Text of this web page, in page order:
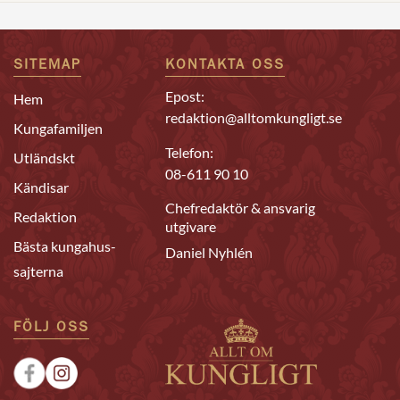
SITEMAP
Hem
Kungafamiljen
Utländskt
Kändisar
Redaktion
Bästa kungahus-
sajterna
KONTAKTA OSS
Epost:
redaktion@alltomkungligt.se
Telefon:
08-611 90 10
Chefredaktör & ansvarig
utgivare
Daniel Nyhlén
FÖLJ OSS